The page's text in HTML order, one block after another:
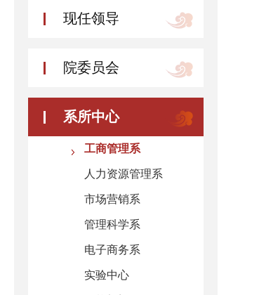
现任领导
院委员会
系所中心
工商管理系
人力资源管理系
市场营销系
管理科学系
电子商务系
实验中心